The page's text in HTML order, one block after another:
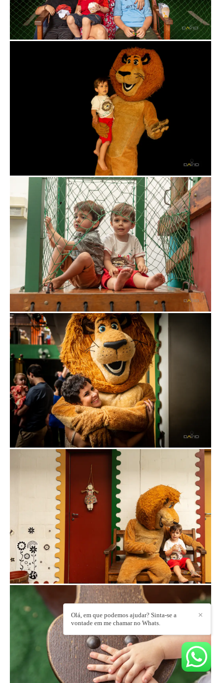
✕
Olá, em que podemos ajudar? Sinta-se a
vontade em me chamar no Whats.